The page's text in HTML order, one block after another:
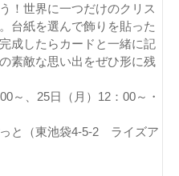
！世界に一つだけのクリス
台紙を選んで飾りを貼った
成したらカードと一緒に記
素敵な思い出をぜひ形に残
～、25日（月）12：00～・
と（東池袋4-5-2 ライズア